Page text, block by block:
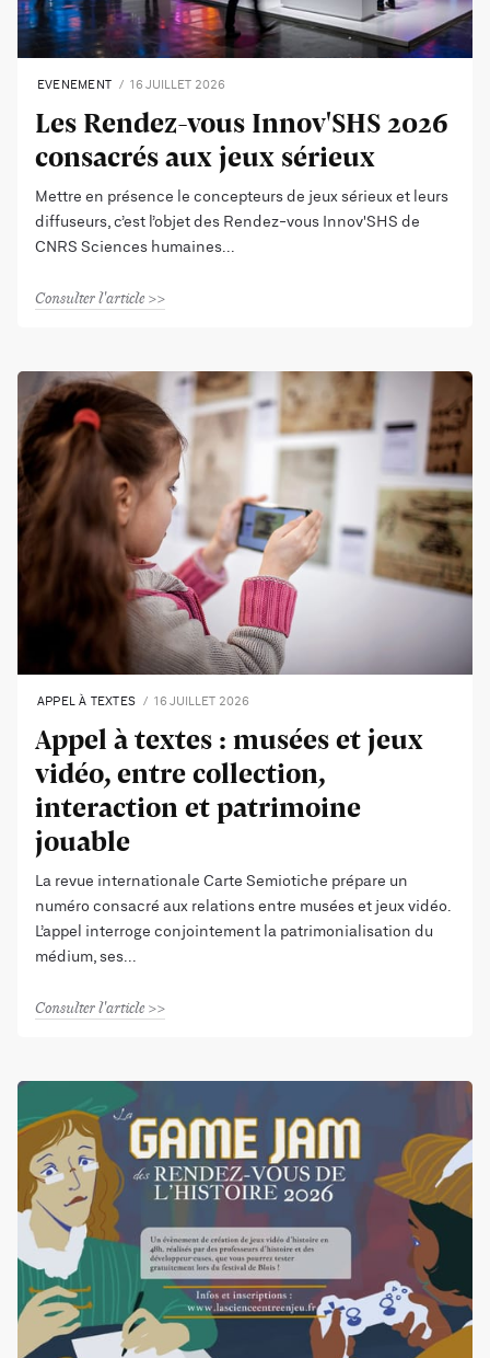
EVENEMENT 16 JUILLET 2026
Les Rendez-vous Innov'SHS 2026
consacrés aux jeux sérieux
Mettre en présence le concepteurs de jeux sérieux et leurs
diffuseurs, c’est l’objet des Rendez-vous Innov'SHS de
CNRS Sciences humaines
Consulter l'article
APPEL À TEXTES 16 JUILLET 2026
Appel à textes : musées et jeux
vidéo, entre collection,
interaction et patrimoine
jouable
La revue internationale Carte Semiotiche prépare un
numéro consacré aux relations entre musées et jeux vidéo.
L’appel interroge conjointement la patrimonialisation du
médium, ses
Consulter l'article